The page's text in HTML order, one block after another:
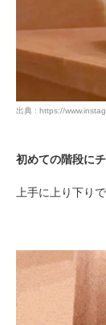
出典 : https://
初めての階段に
上手に上り下り